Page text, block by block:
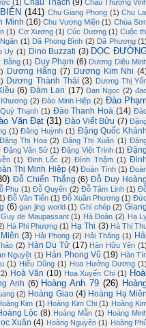
(1) Châu Thạch (9) Châu Thường
(141) Chu Giang Phong (1) Chu
Minh (16) Chu Vương Miện (1) Chúa
(1) Cơ Xương (1) Cúc Dương (1) Cuộc
(1) Dã Phong Bình (2) Dã Phương
Uy (1) Dino Buzzati (3) DỌC
Bằng (1) Duy Phạm (6) Dương Diệu
Dương Hằng (7) Dương Kim Nhi
Dương Thành Thái (3) Dương Thị
(6) Đàm Lan (17) Đan Ngọc (2)
(2) Đào Minh Hiệp (2) Đào
Thạnh (1) Đào Thanh Hoà (14)
Văn Đạt (31) Đào Viết Bửu (7)
(1) Đăng Huỳnh (1) Đặng Quốc
Đặng Thị Hoa (2) Đặng Thị Xuân (1)
Đặng Văn Sử (1) Đặng Việt Trinh (1)
(1) Đinh Lốc (2) Đình Thậm (1)
Thị Minh Hiệp (4) Đoàn Tình (1)
Đỗ Chiến Thắng (6) Đỗ Duy
Phu (1) Đỗ Quyên (2) Đỗ Tâm Linh (1)
Đỗ Văn Tiến (1) Đỗ Xuân Phương (1)
(6) gan jing world (1) Ghi chép (2)
Guy de Maupassant (1) Hà Đoàn (2) Hạ
Hà Phi Phượng (1) Hạ Thi (3) Hà Thị
(3) Hải Phong (2) Hải Thăng (1)
(2) Hàn Du Tử (17) Hàn Hữu Yên
Nguyệt (1) Hàn Phong Vũ (19) Hàn
(1) Hiếu Dũng (1) Hoa Hướng Dương
Hoà Văn (10) Hoa Xuyến Chi (1)
Anh (6) Hoàng Anh 79 (26)
(2) Hoàng Giao (4) Hoàng Hạ
Kim (1) Hoàng Kim Chi (1) Hoàng
Lộc (8) Hoàng Mẫn (1) Hoàng
Xuân (4) Hoàng Nguyên (1) Hoàng